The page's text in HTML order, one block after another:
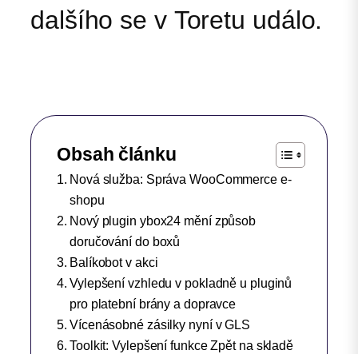
dalšího se v Toretu událo.
Obsah článku
Nová služba: Správa WooCommerce e-
shopu
Nový plugin ybox24 mění způsob
doručování do boxů
Balíkobot v akci
Vylepšení vzhledu v pokladně u pluginů
pro platební brány a dopravce
Vícenásobné zásilky nyní v GLS
Toolkit: Vylepšení funkce Zpět na skladě